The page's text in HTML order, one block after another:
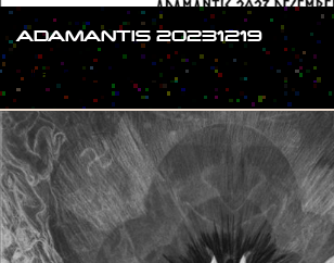
ADAMANTIS 20231219
#SHOW